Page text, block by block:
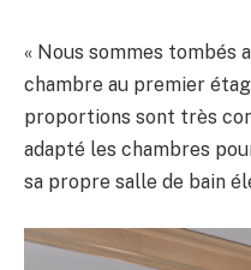
« Nous sommes tombés
chambre au premier
proportions sont très
adapté les chambres
sa propre salle de bain